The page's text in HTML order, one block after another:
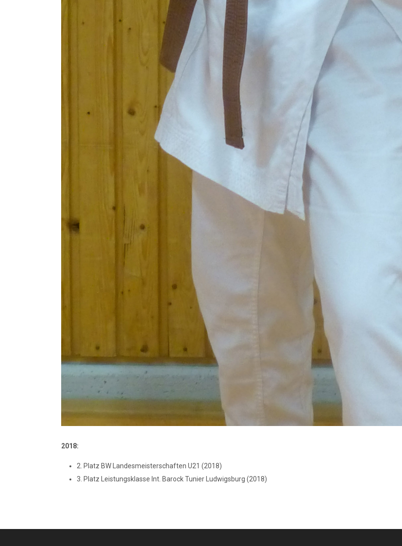
2018:
2. Platz BW Landesmeisterschaften U21 (2018)
3. Platz Leistungsklasse Int. Barock Tunier Ludwigsburg (2018)